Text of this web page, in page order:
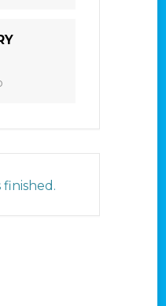
finished.